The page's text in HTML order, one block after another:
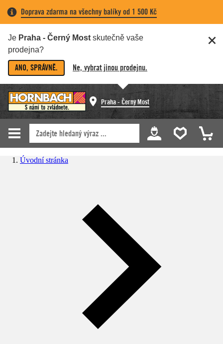
Doprava zdarma na všechny balíky od 1 500 Kč
Je Praha - Černý Most skutečně vaše
prodejna?
ANO, SPRÁVNĚ. Ne, vybrat jinou prodejnu.
Praha - Černý Most
Úvodní stránka